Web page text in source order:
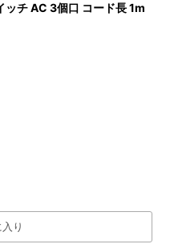
チ AC 3個口 コード長 1m
り